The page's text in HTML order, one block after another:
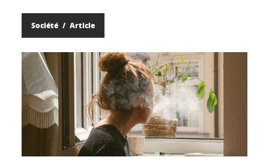
Société Article